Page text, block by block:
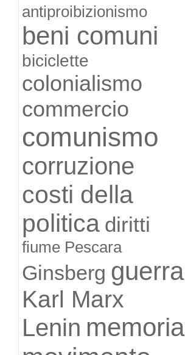
antiproibizionismo
beni comuni
biciclette
colonialismo
commercio
comunismo
corruzione
costi della
politica diritti
fiume Pescara
Ginsberg guerra
Karl Marx
Lenin memoria